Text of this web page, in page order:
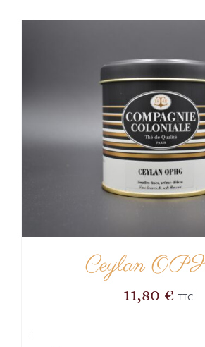
Ceylan
11,80 € TTC